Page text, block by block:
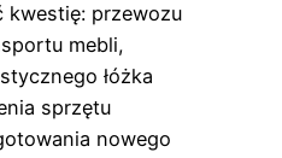
kwestię: przewozu
mebli,
łóżka
sprzętu
nowego